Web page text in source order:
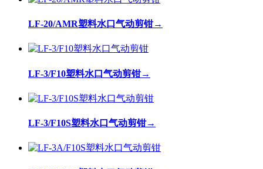
LF-20/AMR塑料水口气动剪钳→
LF-3/F10塑料水口气动剪钳→
LF-3/F10S塑料水口气动剪钳→